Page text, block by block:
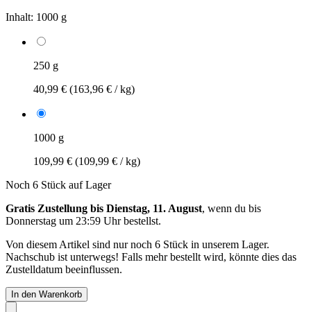
Inhalt: 1000 g
250 g
40,99 € (163,96 € / kg)
1000 g
109,99 € (109,99 € / kg)
Noch 6 Stück auf Lager
Gratis Zustellung bis Dienstag, 11. August, wenn du bis
Donnerstag um 23:59 Uhrbestellst.
Von diesem Artikel sind nur noch 6 Stück in unserem Lager.
Nachschub ist unterwegs! Falls mehr bestellt wird, könnte dies das
Zustelldatum beeinflussen.
In den Warenkorb